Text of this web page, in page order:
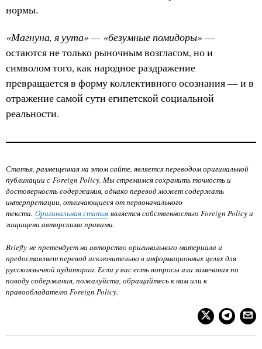
нормы.
«Магнуна, я уута» — «безумные помидоры» —
остаются не только рыночным возгласом, но и
символом того, как народное раздражение
превращается в форму коллективного осознания — и в
отражение самой сути египетской социальной
реальности.
Статья, размещенная на этом сайте, является переводом оригинальной
публикации с Foreign Policy. Мы стремимся сохранить точность и
достоверность содержания, однако перевод может содержать
интерпретации, отличающиеся от первоначального
текста. Оригинальная статьяявляется собственностью Foreign Policyи
защищена авторскими правами.
Briefly не претендует на авторство оригинального материала и
предоставляет перевод исключительно в информационных целях для
русскоязычной аудитории. Если у вас есть вопросы или замечания по
поводу содержания, пожалуйста, обращайтесь к нам или к
правообладателю Foreign Policy.